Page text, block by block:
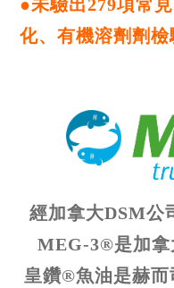
●未驗出279項常
化、有機溶劑劑檢
經加拿大DSM公
MEG-3®是加拿
皇鑽®魚油是赫而